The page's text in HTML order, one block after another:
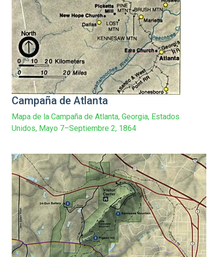
Campaña de Atlanta
Mapa de la Campaña de Atlanta, Georgia, Estados
Unidos, Mayo 7–Septiembre 2, 1864